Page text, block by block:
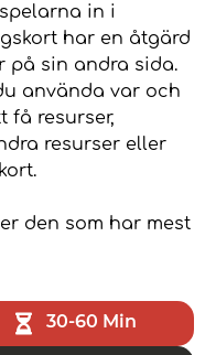
in i
har en åtgärd
på sin andra sida.
använda var och
få resurser,
resurser eller
den som har mest
30-60 Min